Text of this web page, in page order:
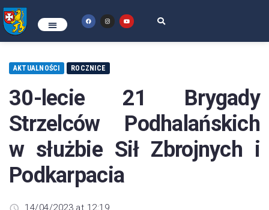
AKTUALNOŚCI ROCZNICE
30-lecie 21 Brygady
Strzelców Podhalańskich
w służbie Sił Zbrojnych i
Podkarpacia
14/04/2023 at 12:19